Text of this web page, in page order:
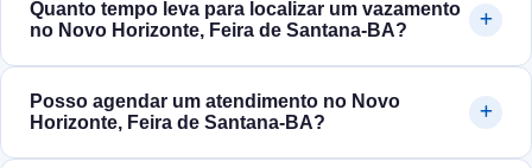
Quanto tempo leva para localizar um vazamento
no Novo Horizonte, Feira de Santana‑BA?
Posso agendar um atendimento no Novo
Horizonte, Feira de Santana‑BA?